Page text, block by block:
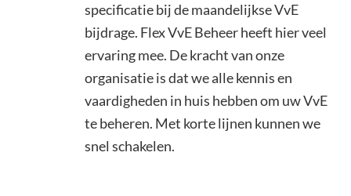
specificatie bij de maandelijkse VvE
bijdrage. Flex VvE Beheer heeft hier veel
ervaring mee. De kracht van onze
organisatie is dat we alle kennis en
vaardigheden in huis hebben om uw VvE
te beheren. Met korte lijnen kunnen we
snel schakelen.